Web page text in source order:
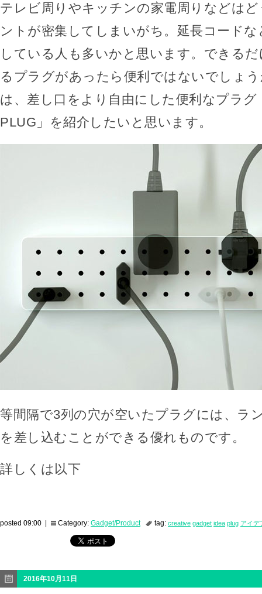
テレビ周りやキッチンの家電周りなどは
ントが密集してしまいがち。延長コード
している人も多いかと思います。できる
るプラグがあったら便利ではないでしょ
は、差し口をより自由にした便利なプラグ
PLUG」を紹介したいと思います。
等間隔で3列の穴が空いたプラグには、ラ
を差し込むことができる優れものです。
詳しくは以下
posted 09:00 | Category: Gadget/Product tag: creative gadget idea plug アイデ
2016年10月11日